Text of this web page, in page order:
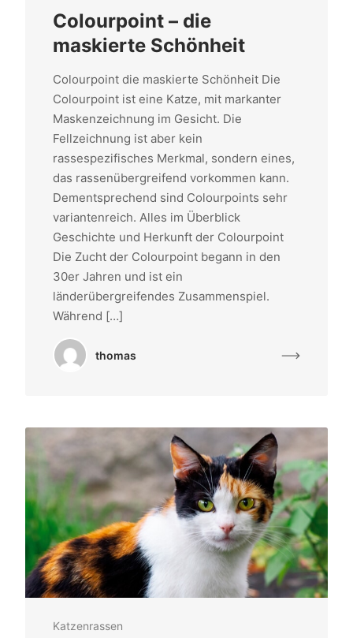
Colourpoint – die
maskierte Schönheit
Colourpoint die maskierte Schönheit Die
Colourpoint ist eine Katze, mit markanter
Maskenzeichnung im Gesicht. Die
Fellzeichnung ist aber kein
rassespezifisches Merkmal, sondern eines,
das rassenübergreifend vorkommen kann.
Dementsprechend sind Colourpoints sehr
variantenreich. Alles im Überblick
Geschichte und Herkunft der Colourpoint
Die Zucht der Colourpoint begann in den
30er Jahren und ist ein
länderübergreifendes Zusammenspiel.
Während […]
thomas
Katzenrassen